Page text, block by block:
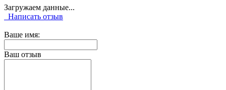
Загружаем данные...
Написать отзыв
Ваше имя:
Ваш отзыв